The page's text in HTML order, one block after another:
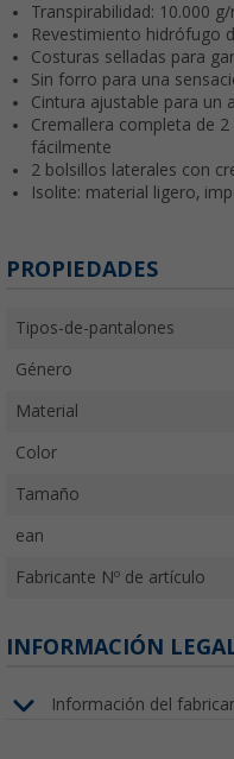
Transpirabilidad: 10.000
Revestimiento hidrófugo
Costuras selladas para
Sin forro para una
Cintura ajustable para un
Cremallera completa de
fácilmente
2 bolsillos laterales con
Isolite: material ligero,
PROPIEDADES
Tipos-de-pantalones
Género
Material
Color
Tamaño
ean
Fabricante Nº de artículo
INFORMACIÓN
Información del